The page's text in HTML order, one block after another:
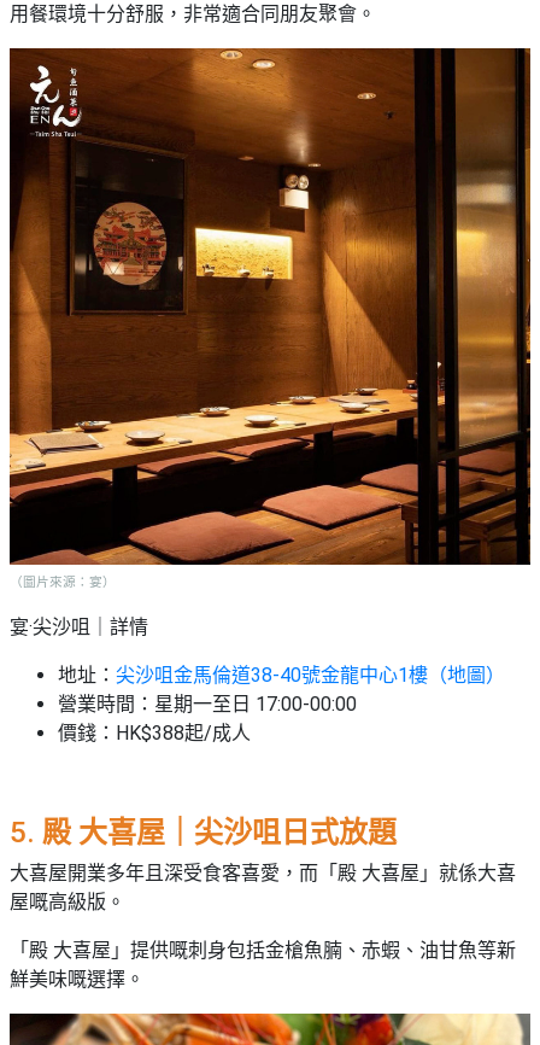
用餐環境十分舒服，非常適合同朋友聚會。
（圖片來源：宴）
宴·尖沙咀｜詳情
地址： 尖沙咀金馬倫道38-40號金龍中心1樓（地圖）
營業時間：星期一至日 17:00-00:00
價錢：HK$388起/成人
5. 殿 大喜屋｜尖沙咀日式放題
大喜屋開業多年且深受食客喜愛，而「殿 大喜屋」就係大喜
屋嘅高級版。
「殿 大喜屋」提供嘅刺身包括金槍魚腩、赤蝦、油甘魚等新
鮮美味嘅選擇。